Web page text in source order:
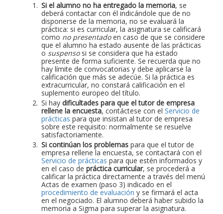
Si el alumno no ha entregado la memoria, se
deberá contactar con él indicándole que de no
disponerse de la memoria, no se evaluará la
práctica: si es curricular, la asignatura se calificará
como no presentadoen caso de que se considere
que el alumno ha estado ausente de las prácticas
o suspensosi se considera que ha estado
presente de forma suficiente. Se recuerda que no
hay límite de convocatorias y debe aplicarse la
calificación que más se adecúe. Si la práctica es
extracurricular, no constará calificación en el
suplemento europeo del título.
Si hay dificultades para que el tutor de empresa
rellene la encuesta, contáctese con el Servicio de
prácticas para que insistan al tutor de empresa
sobre este requisito: normalmente se resuelve
satisfactoriamente.
Si continúan los problemas para que el tutor de
empresa rellene la encuesta, se contactará con el
Servicio de prácticas para que estén informados y
en el caso de práctica curricular, se procederá a
calificar la práctica directamente a través del menú
Actas de examen (paso 3) indicado en el
procedimiento de evaluación y se firmará el acta
en el negociado. El alumno deberá haber subido la
memoria a Sigma para superar la asignatura.